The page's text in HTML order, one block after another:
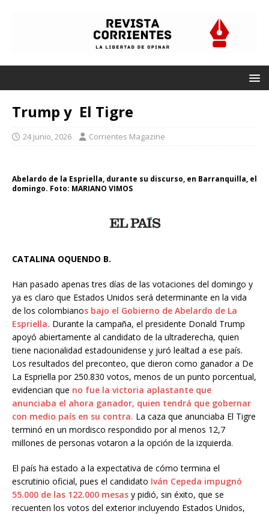
Trump y El Tigre
24 junio, 2026 Corrientes Magazine
Abelardo de la Espriella, durante su discurso, en Barranquilla, el
domingo. Foto: MARIANO VIMOS
CATALINA OQUENDO B.
Han pasado apenas tres días de las votaciones del domingo y
ya es claro que Estados Unidos será determinante en la vida
de los colombianos bajo el Gobierno de Abelardo de La
Espriella. Durante la campaña, el presidente Donald Trump
apoyó abiertamente al candidato de la ultraderecha, quien
tiene nacionalidad estadounidense y juró lealtad a ese país.
Los resultados del preconteo, que dieron como ganador a De
La Espriella por 250.830 votos, menos de un punto porcentual,
evidencian que no fue la victoria aplastante que
anunciaba el ahora ganador, quien tendrá que gobernar
con medio país en su contra. La caza que anunciaba El Tigre
terminó en un mordisco respondido por al menos 12,7
millones de personas votaron a la opción de la izquierda.
El país ha estado a la expectativa de cómo termina el
escrutinio oficial, pues el candidato Iván Cepeda impugnó
55.000 de las 122.000 mesas y pidió, sin éxito, que se
recuenten los votos del exterior incluyendo Estados Unidos,